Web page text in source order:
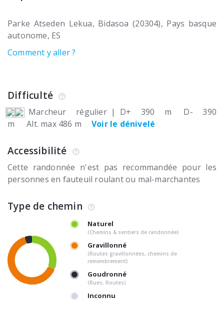
Parke Atseden Lekua Bidasoa (20304)
Pays basque
autonome ES
Comment y aller ?
Difficulté
Marcheur régulier | D+ 390 m
D- 390
m
Alt. max 486 m Voir le dénivelé
Accessibilité
Cette randonnée n'est pas recommandée pour les
personnes en fauteuil roulant ou mal-marchantes
Type de chemin
Naturel
(Chemins & sentiers de randonnée)
Gravillonné
(Routes gravillonnées, chemins de
remembrement)
Goudronné
(Rues, Routes)
Inconnu